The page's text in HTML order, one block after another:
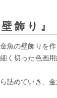
飾り』
魚の壁飾りを
く切った色画
詰めていき、